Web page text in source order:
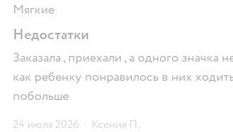
Мягкие
Недостатки
Заказала , приехали , а одного значка
как ребенку понравилось в них
побольше
24 июля 2026 · Ксения П.